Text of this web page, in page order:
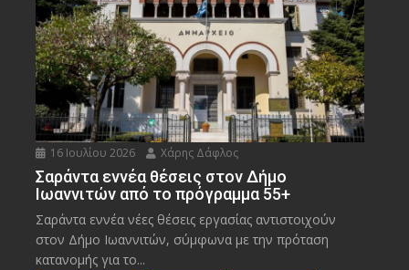
16 Ιουλίου 2026 Χάρης Δάφλος
Σαράντα εννέα θέσεις στον Δήμο
Ιωαννιτών από το πρόγραμμα 55+
Σαράντα εννέα νέες θέσεις εργασίας αντιστοιχούν
στον Δήμο Ιωαννιτών, σύμφωνα με την πρόταση
κατανομής για το...